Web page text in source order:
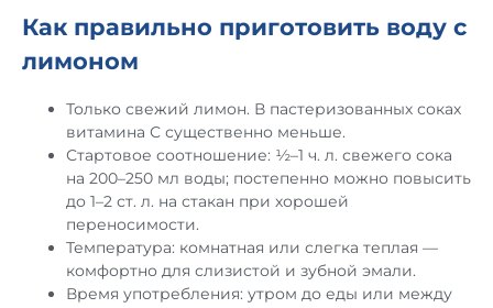
Как правильно приготовить воду с
лимоном
Только свежий лимон. В пастеризованных соках
витамина С существенно меньше.
Стартовое соотношение: ½–1 ч. л. свежего сока
на 200–250 мл воды; постепенно можно повысить
до 1–2 ст. л. на стакан при хорошей
переносимости.
Температура: комнатная или слегка теплая —
комфортно для слизистой и зубной эмали.
Время употребления: утром до еды или между